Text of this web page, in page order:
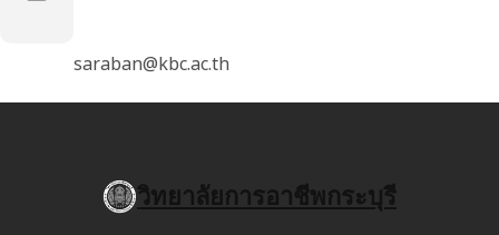
saraban@kbc.ac.th
วิทยาลัยการอาชีพกระบุรี